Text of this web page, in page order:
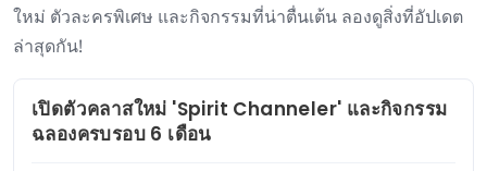
ใหม่ ตัวละครพิเศษ และกิจกรรมที่น่าตื่นเต้น ลองดูสิ่งที่อัปเดต
ล่าสุดกัน!
เปิดตัวคลาสใหม่ 'Spirit Channeler' และกิจกรรม
ฉลองครบรอบ 6 เดือน